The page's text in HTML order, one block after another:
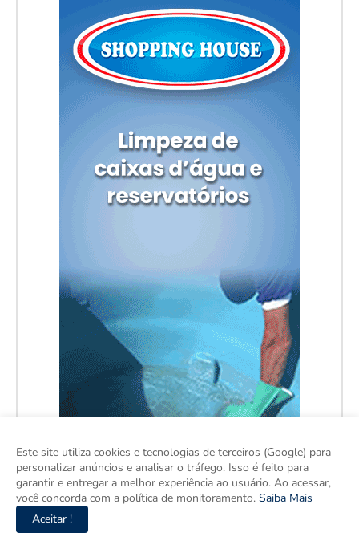
Este site utiliza cookies e tecnologias de terceiros (Google) para
personalizar anúncios e analisar o tráfego. Isso é feito para
garantir e entregar a melhor experiência ao usuário. Ao acessar,
você concorda com a política de monitoramento. Saiba Mais
Aceitar !